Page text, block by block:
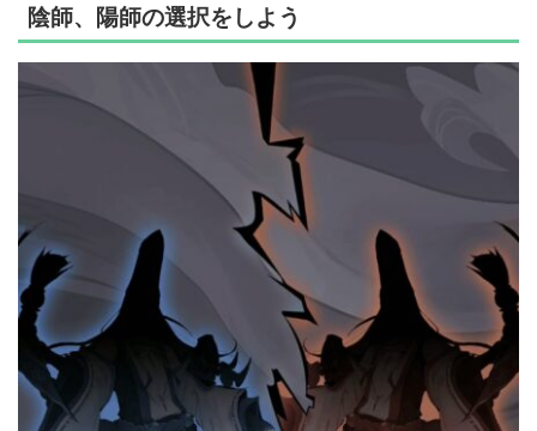
陰師、陽師の選択をしよう